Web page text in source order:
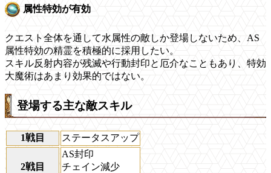
属性特効が有効
クエスト全体を通して水属性の敵しか登場しないため、AS
属性特効の精霊を積極的に採用したい。
スキル反射内容が残滅や行動封印と厄介なこともあり、特効
大魔術はあまり効果的ではない。
登場する主な敵スキル
1戦目 ステータスアップ
2戦目
AS封印
チェイン減少